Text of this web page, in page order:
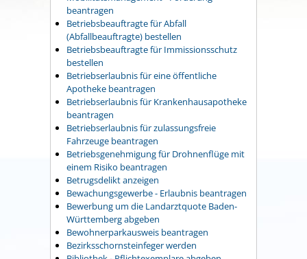
beantragen
Betriebsbeauftragte für Abfall
(Abfallbeauftragte) bestellen
Betriebsbeauftragte für Immissionsschutz
bestellen
Betriebserlaubnis für eine öffentliche
Apotheke beantragen
Betriebserlaubnis für Krankenhausapotheke
beantragen
Betriebserlaubnis für zulassungsfreie
Fahrzeuge beantragen
Betriebsgenehmigung für Drohnenflüge mit
einem Risiko beantragen
Betrugsdelikt anzeigen
Bewachungsgewerbe - Erlaubnis beantragen
Bewerbung um die Landarztquote Baden-
Württemberg abgeben
Bewohnerparkausweis beantragen
Bezirksschornsteinfeger werden